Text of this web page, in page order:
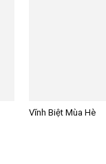
Vĩnh Biệt Mùa Hè